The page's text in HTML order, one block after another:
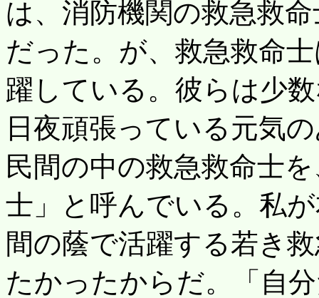
は、消防機関の救急救
だった。が、救急救命
躍している。彼らは少
日夜頑張っている元気
民間の中の救急救命士
士」と呼んでいる。私
間の蔭で活躍する若き
たかったからだ。「自